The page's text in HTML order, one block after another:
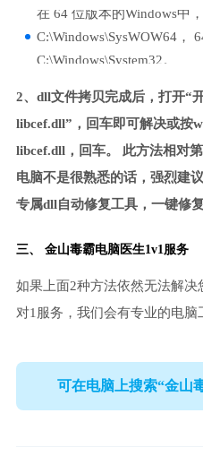
在 64 位版本的Windows中
C:\Windows\SysWOW64，
C:\Windows\System32。
2、dll文件拷贝完成后，打开“
libcef.dll”，回车即可解决或按
libcef.dll，回车。 此方法相对
电脑不是很熟悉的话，强烈建
专属dll自动修复工具，一键修复
三、 金山毒霸电脑医生1v1服务
如果上面2种方法依然无法解决
对1服务，我们会有专业的电脑
可在电脑上搜索“金山